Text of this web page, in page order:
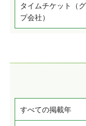
タイムチケット（
プ会社）
すべての掲載年